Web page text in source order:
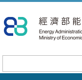
到
主
內
容